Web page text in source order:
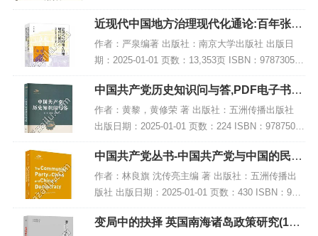
17032 电子书大小：224MB [高清扫描版PDF格式]
内容简介...
近现代中国地方治理现代化通论:百年张謇
与路径探索,PDF下载
作者：严泉编著 出版社：南京大学出版社 出版日
期：2025-01-01 页数：13,353页 ISBN：978730528
1747 电子书大小：238MB [高清扫描版PDF格式] 内
容简介...
中国共产党历史知识问与答,PDF电子书下
载,网盘资源
作者：黄黎，黄修荣 著 出版社：五洲传播出版社
出版日期：2025-01-01 页数：224 ISBN：97875085
42683 电子书大小：263MB [高清扫描版PDF格式]
内容简介...
中国共产党丛书-中国共产党与中国的民主
建设(英),PDF下载
作者：林良旗 沈传亮主编 著 出版社：五洲传播出
版社 出版日期：2025-01-01 页数：430 ISBN：978
7508542652 电子书大小：186MB [高清扫描版PDF
格式] 内...
变局中的抉择 英国南海诸岛政策研究(192